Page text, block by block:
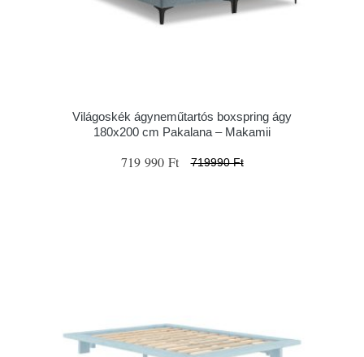
Világoskék ágyneműtartós boxspring ágy
180x200 cm Pakalana – Makamii
719 990 Ft 719990 Ft